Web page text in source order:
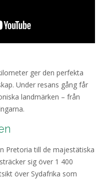
ger den perfekta
Under resans gång får
landmärken – från
Pretoria till de majestätiska
sig över 1 400
över Sydafrika som